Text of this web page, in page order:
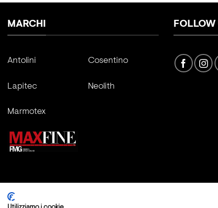
MARCHI
Antolini
Lapitec
Marmotex
Cosentino
Neolith
FOLLOW
Copyright 2026 ©